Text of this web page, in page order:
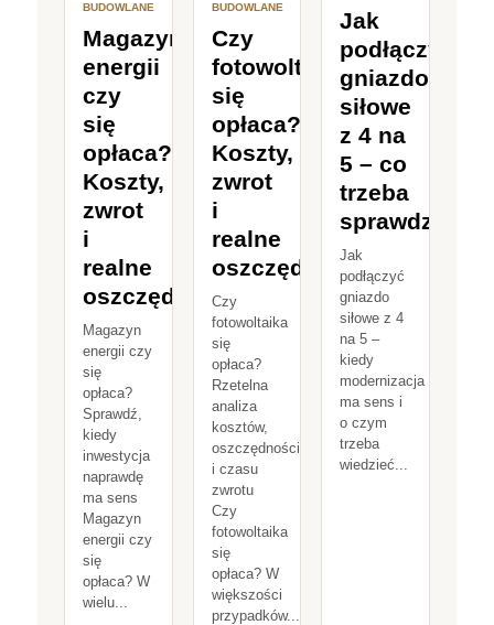
BUDOWLANE
Magazyn
energii
czy
się
opłaca?
Koszty,
zwrot
i
realne
oszczędności
Magazyn
energii czy
się
opłaca?
Sprawdź,
kiedy
inwestycja
naprawdę
ma sens
Magazyn
energii czy
się
opłaca? W
wielu...
BUDOWLANE
Czy
fotowoltaika
się
opłaca?
Koszty,
zwrot
i
realne
oszczędności
Czy
fotowoltaika
się
opłaca?
Rzetelna
analiza
kosztów,
oszczędności
i czasu
zwrotu
Czy
fotowoltaika
się
opłaca? W
większości
przypadków...
Jak
podłączyć
gniazdo
siłowe
z 4 na
5 – co
trzeba
sprawdzić
Jak
podłączyć
gniazdo
siłowe z 4
na 5 –
kiedy
modernizacja
ma sens i
o czym
trzeba
wiedzieć...